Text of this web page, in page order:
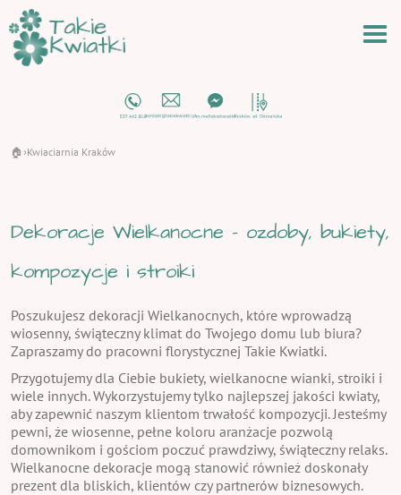
🏠 ›Kwiaciarnia Kraków
Dekoracje Wielkanocne - ozdoby, bukiety,
kompozycje i stroiki
Poszukujesz dekoracji Wielkanocnych, które wprowadzą
wiosenny, świąteczny klimat do Twojego domu lub biura?
Zapraszamy do pracowni florystycznej Takie Kwiatki.
Przygotujemy dla Ciebie bukiety, wielkanocne wianki, stroiki i
wiele innych. Wykorzystujemy tylko najlepszej jakości kwiaty,
aby zapewnić naszym klientom trwałość kompozycji. Jesteśmy
pewni, że wiosenne, pełne koloru aranżacje pozwolą
domownikom i gościom poczuć prawdziwy, świąteczny relaks.
Wielkanocne dekoracje mogą stanowić również doskonały
prezent dla bliskich, klientów czy partnerów biznesowych.